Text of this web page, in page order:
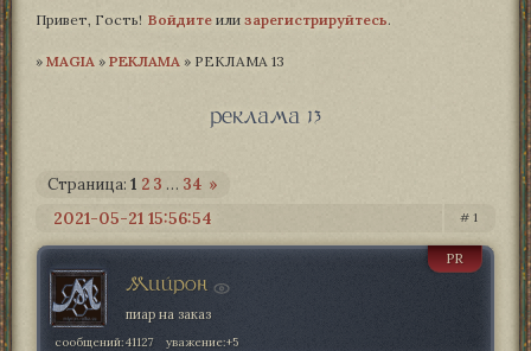
Привет, Гость! Войдите или зарегистрируйтесь.
» MAGIA­ » РЕКЛАМА » РЕКЛАМА 13
реклама 13
Страница: 1 2 3 … 34 »
1
2021-05-21 15:56:54
Мийрон
PR
пиар на заказ
сообщений:41127 уважение:+5